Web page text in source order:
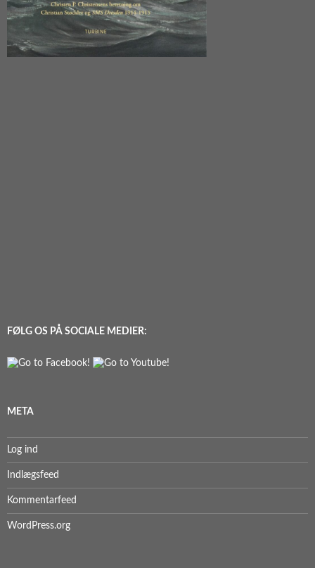
FØLG OS PÅ SOCIALE MEDIER:
META
Log ind
Indlægsfeed
Kommentarfeed
WordPress.org